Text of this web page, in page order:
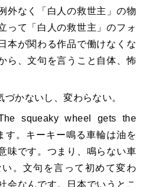
外なく「白人の救世主」の物
って「白人の救世主」のフォ
本が関わる作品で働けなくな
ら、文句を言うこと自体、怖
かないし、変わらない。
squeaky wheel gets the
す。キーキー鳴る車輪は油を
味です。つまり、鳴らない車
。文句を言って初めて変わ
会なんです。日本でいうとこ